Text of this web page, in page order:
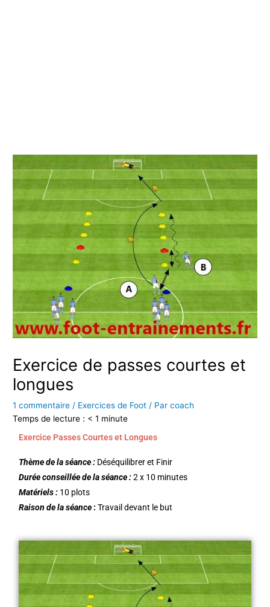
Exercice de passes courtes et
longues
1 commentaire / Exercices de Foot / Parcoach
Temps de lecture : < 1 minute
Exercice Passes Courtes et Longues
Thème de la séance : Déséquilibrer et Finir
Durée conseillée de la séance :2 x 10 minutes
Matériels : 10 plots
Raison de la séance : Travail devant le but